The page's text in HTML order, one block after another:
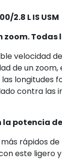
2.8 L IS USM
zoom.
velocidad
de un zoom,
longitudes
contra
la potencia
rápidos
este ligero